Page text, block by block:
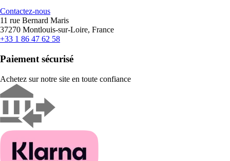
Contactez-nous
11 rue Bernard Maris
37270 Montlouis-sur-Loire, France
+33 1 86 47 62 58
Paiement sécurisé
Achetez sur notre site en toute confiance